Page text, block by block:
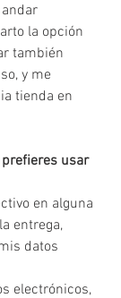
la opción
también
y me
tienda en
prefieres usar
en alguna
entrega,
datos
electrónicos,